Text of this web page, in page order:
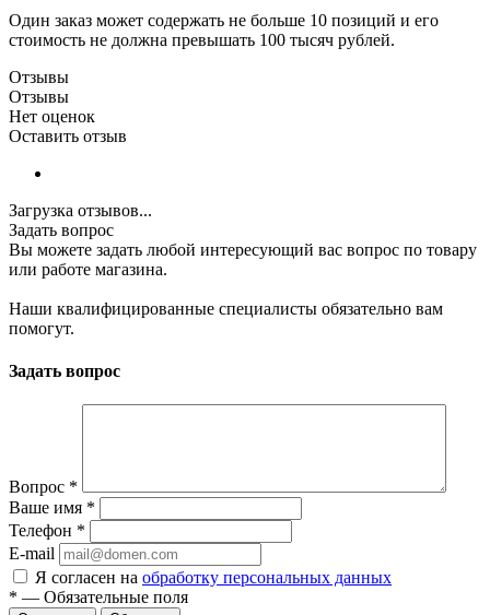
Один заказ может содержать не больше 10 позиций и его
стоимость не должна превышать 100 тысяч рублей.
Отзывы
Отзывы
Нет оценок
Оставить отзыв
Загрузка отзывов...
Задать вопрос
Вы можете задать любой интересующий вас вопрос по товару
или работе магазина.
Наши квалифицированные специалисты обязательно вам
помогут.
Задать вопрос
Вопрос *
Ваше имя *
Телефон *
E-mail
Я согласен на обработку персональных данных
* — Обязательные поля